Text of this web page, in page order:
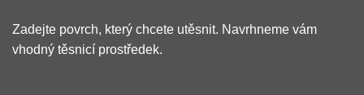
Zadejte povrch, který chcete utěsnit. Navrhneme vám
vhodný těsnicí prostředek.